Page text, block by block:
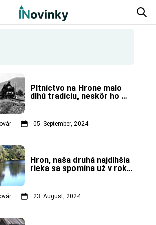
Pltníctvo na Hrone malo
dlhú tradíciu, neskôr ho
05. September, 2024
Hron, naša druhá najdlhšia
rieka sa spomína už v roku
23. August, 2024